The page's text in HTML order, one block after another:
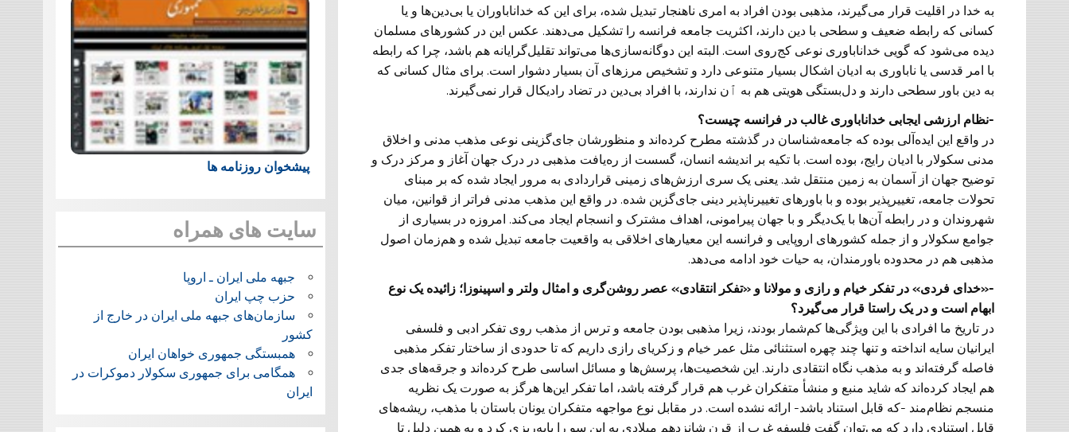
به خدا در اقلیت قرار می‌گیرند، مذهبی بودن افراد به امری ناهنجار تبدیل شده، برای این که خداناباوران یا بی‌دین‌ها و یا
کسانی که رابطه ضعیف و سطحی با دین دارند، اکثریت جامعه فرانسه را تشکیل می‌دهند. عکس این در کشورهای مسلمان
دیده می‌شود که گویی خداناباوری نوعی کج‌روی است. البته این دوگانه‌سازی‌ها می‌تواند تقلیل‌گرایانه هم باشد، چرا که رابطه
با امر قدسی یا ناباوری به ادیان اشکال بسیار متنوعی دارد و تشخیص مرزهای آن بسیار دشوار است. برای مثال کسانی که
به دین باور سطحی دارند و دل‌بستگی هویتی هم به ٱن ندارند، با افراد بی‌دین در تضاد رادیکال قرار نمی‌گیرند.
-نظام ارزشی ایجابی خداناباوری غالب در فرانسه چیست؟
در واقع این ایده‌آلی بوده که جامعه‌شناسان در گذشته مطرح کرده‌اند و منظورشان جای‌گزینی نوعی مذهب مدنی و اخلاق
مدنی سکولار با ادیان رایج، بوده است. با تکیه بر اندیشه انسان، گسست از ره‌یافت مذهبی در درک جهان آغاز و مرکز درک و
توضیح جهان از آسمان به زمین منتقل شد. یعنی یک سری ارزش‌های زمینی قراردادی به مرور ایجاد شده که بر مبنای
تحولات جامعه، تغییرپذیر بوده و با باورهای تغییرناپذیر دینی جای‌گزین شده. در واقع این مذهب مدنی فراتر از قوانین، میان
شهروندان و در رابطه آن‌ها با یک‌دیگر و با جهان پیرامونی، اهداف مشترک و انسجام ایجاد می‌کند. امروزه در بسیاری از
جوامع سکولار و از جمله کشورهای اروپایی و فرانسه این معیارهای اخلاقی به واقعیت جامعه تبدیل شده و هم‌زمان اصول
مذهبی هم در محدوده باورمندان، به حیات خود ادامه می‌دهد.
-«خدای فردی» در تفکر خیام و رازی و مولانا و «تفکر انتقادی» عصر روشن‌گری و امثال ولتر و اسپینوزا؛ زائیده یک نوع
ابهام است و در یک راستا قرار می‌گیرد؟
در تاریخ ما افرادی با این ویژگی‌ها کم‌شمار بودند، زیرا مذهبی بودن جامعه و ترس از مذهب روی تفکر ادبی و فلسفی
ایرانیان سایه انداخته و تنها چند چهره استثنائی مثل عمر خیام و زکریای رازی داریم که تا حدودی از ساختار تفکر مذهبی
فاصله گرفته‌اند و به مذهب نگاه انتقادی دارند. این شخصیت‌ها، پرسش‌ها و مسائل اساسی طرح کرده‌اند و جرقه‌های جدی
هم ایجاد کرده‌اند که شاید منبع و منشأ متفکران غرب هم قرار گرفته باشد، اما تفکر این‌ها هرگز به صورت یک نظریه
منسجم نظام‌مند -که قابل استناد باشد- ارائه نشده است. در مقابل نوع مواجهه متفکران یونان باستان با مذهب، ریشه‌های
قابل استنادی دارد که می‌توان گفت فلسفه غرب از قرن شانزدهم میلادی به این سو را پایه‌ریزی کرد و به همین دلیل تا
پیشخوان روزنامه ها
سایت های همراه
جبهه ملی ایران ـ اروپا
حزب چپ ایران
سازمان‌های جبهه ملی ایران در خارج از
کشور
همبستگی جمهوری خواهان ایران
همگامی برای جمهوری سکولار دموکرات در
ایران